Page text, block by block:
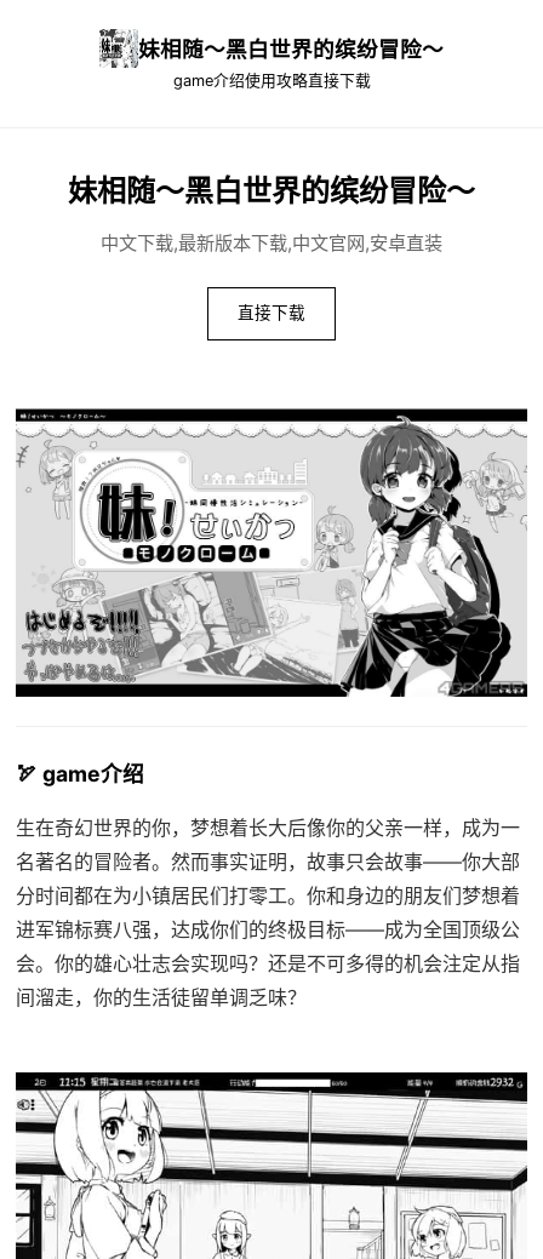
妹相随～黑白世界的缤纷冒险～
game介绍使用攻略直接下载
妹相随～黑白世界的缤纷冒险～
中文下载,最新版本下载,中文官网,安卓直装
直接下载
🏹 game介绍
生在奇幻世界的你，梦想着长大后像你的父亲一样，成为一
名著名的冒险者。然而事实证明，故事只会故事——你大部
分时间都在为小镇居民们打零工。你和身边的朋友们梦想着
进军锦标赛八强，达成你们的终极目标——成为全国顶级公
会。你的雄心壮志会实现吗？还是不可多得的机会注定从指
间溜走，你的生活徒留单调乏味？